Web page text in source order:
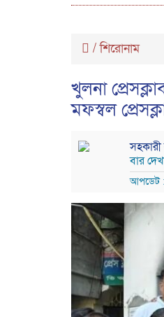
/শিরোনাম
খুলনা
মফস্বল
বার
আপডেট :